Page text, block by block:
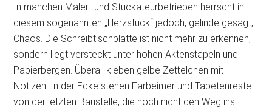
In manchen Maler- und Stuckateurbetrieben herrscht in
diesem sogenannten „Herzstück“ jedoch, gelinde gesagt,
Chaos. Die Schreibtischplatte ist nicht mehr zu erkennen,
sondern liegt versteckt unter hohen Aktenstapeln und
Papierbergen. Überall kleben gelbe Zettelchen mit
Notizen. In der Ecke stehen Farbeimer und Tapetenreste
von der letzten Baustelle, die noch nicht den Weg ins